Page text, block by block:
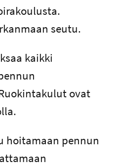
seutu.
kaikki
ovat
hoitamaan pennun